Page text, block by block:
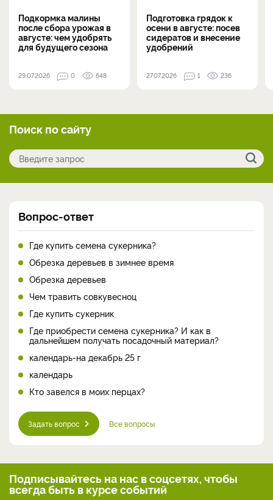
Подкормка малины
после сбора урожая в
августе: чем удобрять
для будущего сезона
29.07.2026 0 648
Подготовка грядок к
осени в августе: посев
сидератов и внесение
удобрений
27.07.2026 1 236
Поиск по сайту
Вопрос-ответ
Где купить семена сукерника?
Обрезка деревьев в зимнее время
Обрезка деревьев
Чем травить совкувесноц
Где купить сукерник
Где приобрести семена сукерника? И как в
дальнейшем получать посадочный материал?
календарь-на декабрь 25 г
календарь
Кто завелся в моих перцах?
Задать вопрос Все вопросы
Подписывайтесь на нас в соцсетях, чтобы
всегдабыть в курсе событий